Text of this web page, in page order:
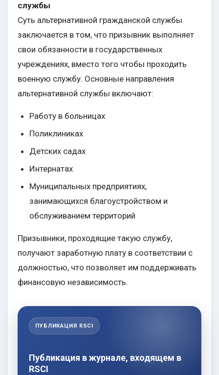
службы
Суть альтернативной гражданской службы
заключается в том, что призывник выполняет
свои обязанности в государственных
учреждениях, вместо того чтобы проходить
военную службу. Основные направления
альтернативной службы включают:
Работу в больницах
Поликлиниках
Детских садах
Интернатах
Муниципальных предприятиях,
занимающихся благоустройством и
обслуживанием территорий
Призывники, проходящие такую службу,
получают заработную плату в соответствии с
должностью, что позволяет им поддерживать
финансовую независимость.
ПУБЛИКАЦИЯ RSCI
Публикация в журнале, входящем в
RSCI